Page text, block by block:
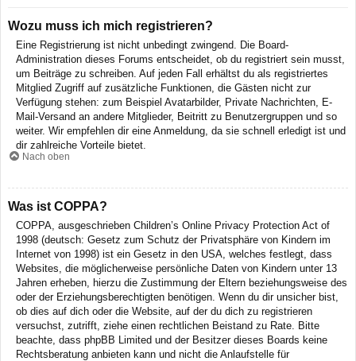
Wozu muss ich mich registrieren?
Eine Registrierung ist nicht unbedingt zwingend. Die Board-
Administration dieses Forums entscheidet, ob du registriert sein musst,
um Beiträge zu schreiben. Auf jeden Fall erhältst du als registriertes
Mitglied Zugriff auf zusätzliche Funktionen, die Gästen nicht zur
Verfügung stehen: zum Beispiel Avatarbilder, Private Nachrichten, E-
Mail-Versand an andere Mitglieder, Beitritt zu Benutzergruppen und so
weiter. Wir empfehlen dir eine Anmeldung, da sie schnell erledigt ist und
dir zahlreiche Vorteile bietet.
Nach oben
Was ist COPPA?
COPPA, ausgeschrieben Children’s Online Privacy Protection Act of
1998 (deutsch: Gesetz zum Schutz der Privatsphäre von Kindern im
Internet von 1998) ist ein Gesetz in den USA, welches festlegt, dass
Websites, die möglicherweise persönliche Daten von Kindern unter 13
Jahren erheben, hierzu die Zustimmung der Eltern beziehungsweise des
oder der Erziehungsberechtigten benötigen. Wenn du dir unsicher bist,
ob dies auf dich oder die Website, auf der du dich zu registrieren
versuchst, zutrifft, ziehe einen rechtlichen Beistand zu Rate. Bitte
beachte, dass phpBB Limited und der Besitzer dieses Boards keine
Rechtsberatung anbieten kann und nicht die Anlaufstelle für